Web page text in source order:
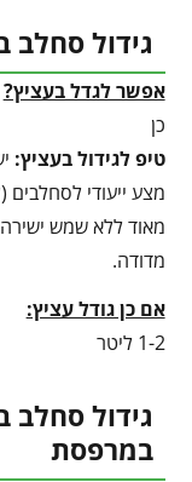
גידול סחלב
אפשר לגדל בעציץ?
כן
טיפ לגידול בעציץ:
מצע ייעודי
מאוד ללא שמש
מדודה.
אם כן גודל עציץ:
1-2 ליטר
גידול סחלב
במרפסת